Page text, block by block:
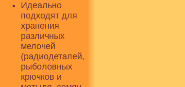
Идеально
подходят для
хранения
различных
мелочей
(радиодеталей,
рыболовных
крючков и